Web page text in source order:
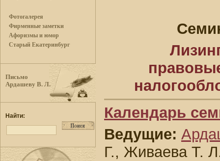
Фотогалерея
Фирменные заметки
Афоризмы и юмор
Старый Екатеринбург
Письмо
Ардашеву В. Л.
Найти:
Календарь
Ведущие:
Г., Живаева Т.